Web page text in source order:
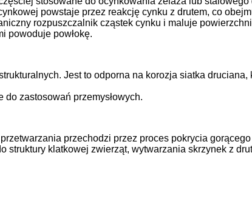
powstaje przez reakcję cynku z drutem, co
rozpuszczalnik cząstek cynku i maluje
powoduje powłokę.
Jest to odporna na korozja siatka
do zastosowań przemysłowych.
przechodzi przez proces pokrycia
struktury klatkowej zwierząt, wytwarzania skrzynek z